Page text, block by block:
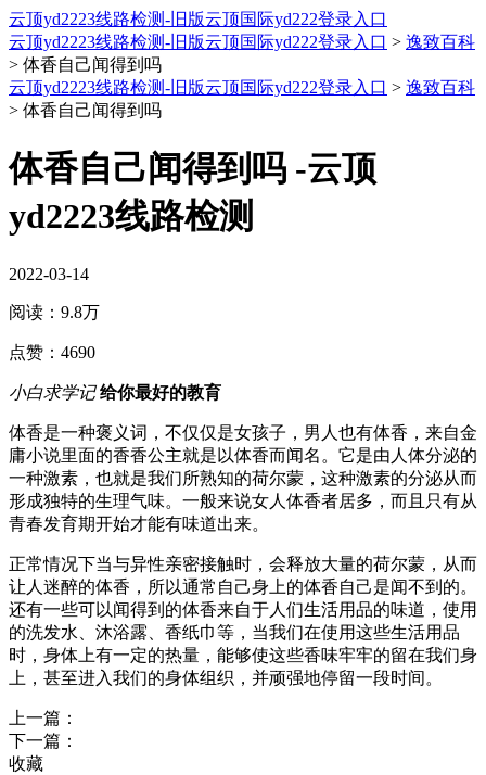
云顶yd2223线路检测-旧版云顶国际yd222登录入口
云顶yd2223线路检测-旧版云顶国际yd222登录入口 > 逸致百科
> 体香自己闻得到吗
云顶yd2223线路检测-旧版云顶国际yd222登录入口 > 逸致百科
> 体香自己闻得到吗
体香自己闻得到吗 -云顶
yd2223线路检测
2022-03-14
阅读： 9.8万
点赞： 4690
小白求学记 给你最好的教育
体香是一种褒义词，不仅仅是女孩子，男人也有体香，来自金
庸小说里面的香香公主就是以体香而闻名。它是由人体分泌的
一种激素，也就是我们所熟知的荷尔蒙，这种激素的分泌从而
形成独特的生理气味。一般来说女人体香者居多，而且只有从
青春发育期开始才能有味道出来。
正常情况下当与异性亲密接触时，会释放大量的荷尔蒙，从而
让人迷醉的体香，所以通常自己身上的体香自己是闻不到的。
还有一些可以闻得到的体香来自于人们生活用品的味道，使用
的洗发水、沐浴露、香纸巾等，当我们在使用这些生活用品
时，身体上有一定的热量，能够使这些香味牢牢的留在我们身
上，甚至进入我们的身体组织，并顽强地停留一段时间。
上一篇：
下一篇：
收藏